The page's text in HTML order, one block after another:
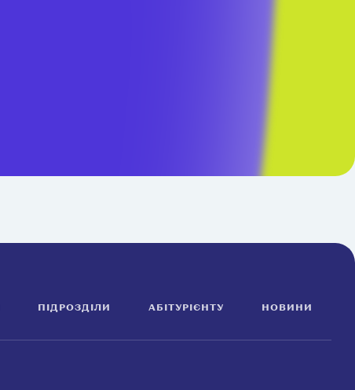
ПІДРОЗДІЛИ АБІТУРІЄНТУ НОВИНИ